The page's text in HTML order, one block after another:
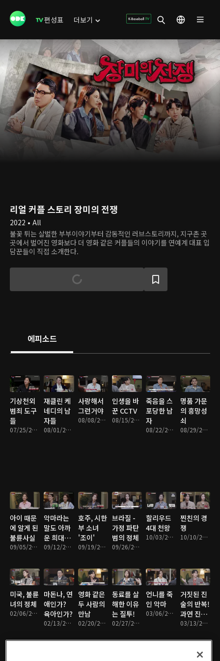
편성표 더보기
리얼 커플 스토리 장미의 전쟁
2022 • All
불꽃 튀는 살벌한 부부이야기부터 감동적인 러브스토리까지, 지구촌 곳
곳에서 벌어진 영화보다 더 영화 같은 커플들의 이야기를 연예계 대표 입
담꾼들이 직접 소개한다.
에피소드
기상천외
범죄 도구
들
07/25/2022 • 1시간 18분
재클린 케
네디의 남
자들
08/01/2022 • 1시간 18분
사랑해서
그런거야
08/08/2022 • 1시간 16분
인생을 바
꾼 CCTV
08/15/2022 • 1시간 17분
죽음을 스
포당한 남
자
08/22/2022 • 1시간 18분
명품 가문
의 흥망성
쇠
08/29/2022 • 1시간 18분
아이 때문
에 알게 된
불륜사실
09/05/2022 • 1시간 16분
악마라는
말도 아까
운 희대의
살인마 커
09/12/2022 • 1시간 17분
호주, 시한
부 소녀
'조이'
09/19/2022 • 1시간 17분
브라질 -
가정 파탄
범의 정체
09/26/2022 • 1시간 19분
할리우드
4대 천왕
10/03/2022 • 1시간 16분
찐친의 경
쟁
10/10/2022 • 1시간 13분
미국, 불륜
녀의 정체
02/06/2023 • 1시간 19분
마돈나, 연
애인가?
육아인가?
02/13/2023 • 1시간 16분
영화 같은
두 사람의
만남
02/20/2023 • 1시간 15분
동료를 살
해한 이유
는 질투!
02/27/2023 • 1시간 14분
언니를 죽
인 악마
03/06/2023 • 1시간 15분
거짓된 진
술의 반복!
과연 진실
은?
03/13/2023 • 1시간 15분